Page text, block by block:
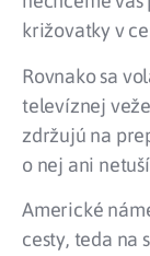
križovatky v
Rovnako sa
televíznej
zdržujú na
o nej ani
Americké
cesty, teda na